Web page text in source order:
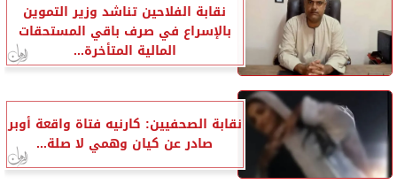
نقابة الفلاحين تناشد وزير التموين
بالإسراع في صرف باقي المستحقات
المالية المتأخرة...
نقابة الصحفيين: كارنيه فتاة واقعة أوبر
صادر عن كيان وهمي لا صلة...